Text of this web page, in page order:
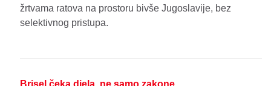
žrtvama ratova na prostoru bivše Jugoslavije, bez
selektivnog pristupa.
Brisel čeka djela, ne samo zakone